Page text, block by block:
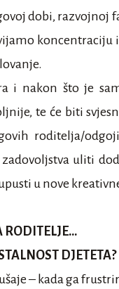
dobi,
koncentraciju
i nakon što je
te će biti
roditelja/
uliti
u nove
RODITELJE…
DJETETA?
– kada ga